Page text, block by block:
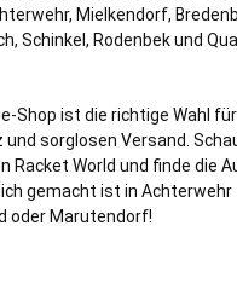
Mielkendorf,
, Schinkel , Rodenbekund
Shop ist die richtige Wahl
und sorglosen Versand.
Racket World und finde die
gemacht ist in Achterwehr
oder Marutendorf!